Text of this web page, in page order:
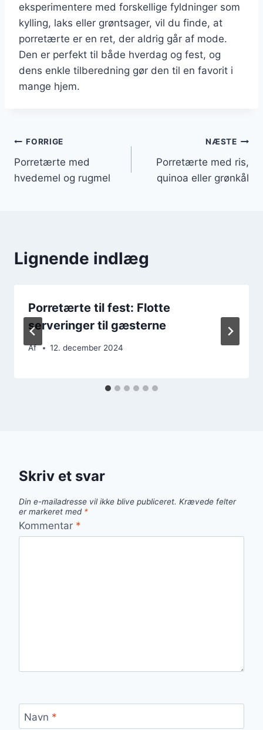
eksperimentere med forskellige fyldninger som
kylling, laks eller grøntsager, vil du finde, at
porretærte er en ret, der aldrig går af mode.
Den er perfekt til både hverdag og fest, og
dens enkle tilberedning gør den til en favorit i
mange hjem.
Indlægsnavigation
FORRIGE
Porretærte med
hvedemel og rugmel
NÆSTE
Porretærte med ris,
quinoa eller grønkål
Lignende indlæg
Porretærte til fest: Flotte
serveringer til gæsterne
Af 12. december 2024
Skriv et svar
Din e-mailadresse vil ikke blive publiceret. Krævede felter
er markeret med *
Kommentar *
Navn *